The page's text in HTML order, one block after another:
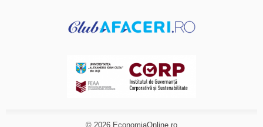
© 2026 EconomiaOnline.ro